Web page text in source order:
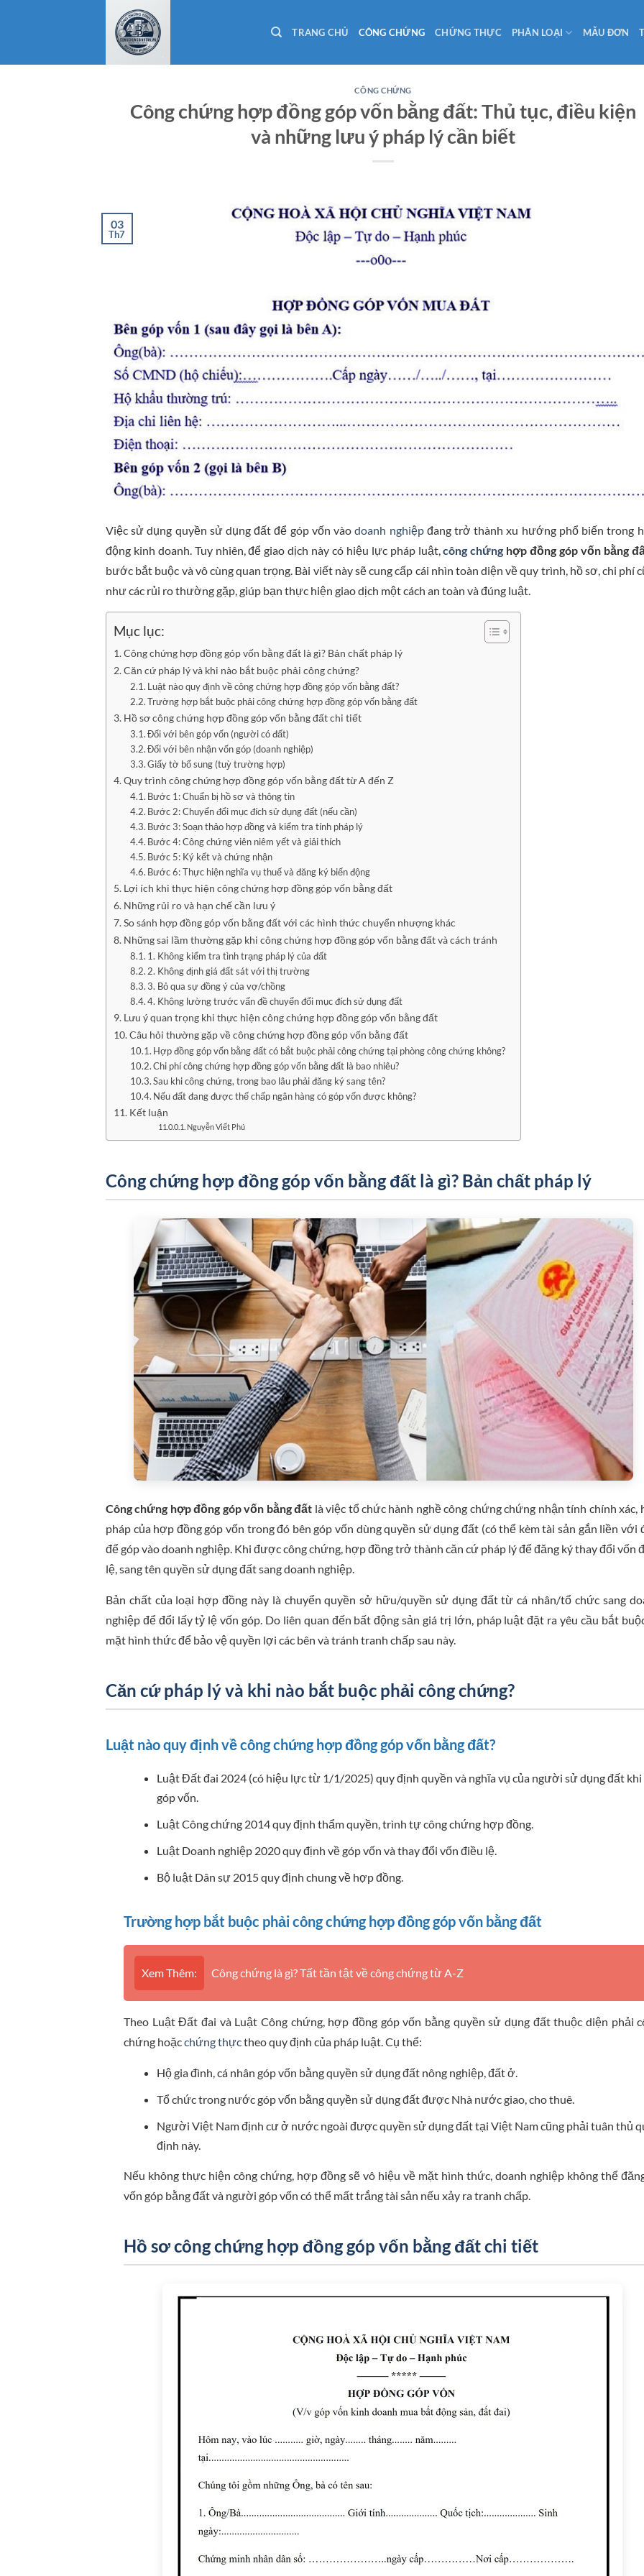
dung
TRANG CHỦ CÔNG CHỨNG CHỨNG THỰC PHÂN LOẠI MẪU ĐƠN
CÔNG CHỨNG
Công chứng hợp đồng góp vốn bằng đất: Thủ tục, điều kiện
và những lưu ý pháp lý cần biết
03
Th7
Việc sử dụng quyền sử dụng đất để góp vốn vàodoanh nghiệpđang trở thành xu hướng phổ biến trong
động kinh doanh. Tuy nhiên, để giao dịch này có hiệu lực pháp luật,công chứng hợp đồng góp vốn bằng
bước bắt buộc và vô cùng quan trọng. Bài viết này sẽ cung cấp cái nhìn toàn diện về quy trình, hồ sơ, chi phí
như các rủi ro thường gặp, giúp bạn thực hiện giao dịch một cách an toàn và đúng luật.
Mục lục:
Công chứng hợp đồng góp vốn bằng đất là gì? Bản chất pháp lý
Căn cứ pháp lý và khi nào bắt buộc phải công chứng?
Luật nào quy định về công chứng hợp đồng góp vốn bằng đất?
Trường hợp bắt buộc phải công chứng hợp đồng góp vốn bằng đất
Hồ sơ công chứng hợp đồng góp vốn bằng đất chi tiết
Đối với bên góp vốn (người có đất)
Đối với bên nhận vốn góp (doanh nghiệp)
Giấy tờ bổ sung (tuỳ trường hợp)
Quy trình công chứng hợp đồng góp vốn bằng đất từ A đến Z
Bước 1: Chuẩn bị hồ sơ và thông tin
Bước 2: Chuyển đổi mục đích sử dụng đất (nếu cần)
Bước 3: Soạn thảo hợp đồng và kiểm tra tính pháp lý
Bước 4: Công chứng viên niêm yết và giải thích
Bước 5: Ký kết và chứng nhận
Bước 6: Thực hiện nghĩa vụ thuế và đăng ký biến động
Lợi ích khi thực hiện công chứng hợp đồng góp vốn bằng đất
Những rủi ro và hạn chế cần lưu ý
So sánh hợp đồng góp vốn bằng đất với các hình thức chuyển nhượng khác
Những sai lầm thường gặp khi công chứng hợp đồng góp vốn bằng đất và cách tránh
1. Không kiểm tra tình trạng pháp lý của đất
2. Không định giá đất sát với thị trường
3. Bỏ qua sự đồng ý của vợ/chồng
4. Không lường trước vấn đề chuyển đổi mục đích sử dụng đất
Lưu ý quan trọng khi thực hiện công chứng hợp đồng góp vốn bằng đất
Câu hỏi thường gặp về công chứng hợp đồng góp vốn bằng đất
Hợp đồng góp vốn bằng đất có bắt buộc phải công chứng tại phòng công chứng không?
Chi phí công chứng hợp đồng góp vốn bằng đất là bao nhiêu?
Sau khi công chứng, trong bao lâu phải đăng ký sang tên?
Nếu đất đang được thế chấp ngân hàng có góp vốn được không?
Kết luận
Nguyễn Viết Phú
Công chứng hợp đồng góp vốn bằng đất là gì? Bản chất pháp lý
Công chứng hợp đồng góp vốn bằng đất là việc tổ chức hành nghề công chứng chứng nhận tính chính xác,
pháp của hợp đồng góp vốn trong đó bên góp vốn dùng quyền sử dụng đất (có thể kèm tài sản gắn liền với
để góp vào doanh nghiệp. Khi được công chứng, hợp đồng trở thành căn cứ pháp lý để đăng ký thay đổi vốn
lệ, sang tên quyền sử dụng đất sang doanh nghiệp.
Bản chất của loại hợp đồng này là chuyển quyền sở hữu/quyền sử dụng đất từ cá nhân/tổ chức sang
nghiệp để đổi lấy tỷ lệ vốn góp. Do liên quan đến bất động sản giá trị lớn, pháp luật đặt ra yêu cầu bắt
mặt hình thức để bảo vệ quyền lợi các bên và tránh tranh chấp sau này.
Căn cứ pháp lý và khi nào bắt buộc phải công chứng?
Luật nào quy định về công chứng hợp đồng góp vốn bằng đất?
Luật Đất đai 2024 (có hiệu lực từ 1/1/2025) quy định quyền và nghĩa vụ của người sử dụng đất khi
góp vốn.
Luật Công chứng 2014 quy định thẩm quyền, trình tự công chứng hợp đồng.
Luật Doanh nghiệp 2020 quy định về góp vốn và thay đổi vốn điều lệ.
Bộ luật Dân sự 2015 quy định chung về hợp đồng.
Trường hợp bắt buộc phải công chứng hợp đồng góp vốn bằng đất
Xem Thêm: Công chứng là gì? Tất tần tật về công chứng từ A-Z
Theo Luật Đất đai và Luật Công chứng, hợp đồng góp vốn bằng quyền sử dụng đất thuộc diện phải
chứng hoặcchứng thựctheo quy định của pháp luật. Cụ thể:
Hộ gia đình, cá nhân góp vốn bằng quyền sử dụng đất nông nghiệp, đất ở.
Tổ chức trong nước góp vốn bằng quyền sử dụng đất được Nhà nước giao, cho thuê.
Người Việt Nam định cư ở nước ngoài được quyền sử dụng đất tại Việt Nam cũng phải tuân thủ
định này.
Nếu không thực hiện công chứng, hợp đồng sẽ vô hiệu về mặt hình thức, doanh nghiệp không thể
vốn góp bằng đất và người góp vốn có thể mất trắng tài sản nếu xảy ra tranh chấp.
Hồ sơ công chứng hợp đồng góp vốn bằng đất chi tiết